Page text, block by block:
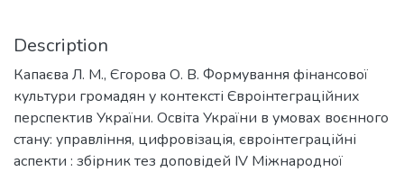
Description
Капаєва Л. М., Єгорова О. В. Формування фінансової
культури громадян у контексті Євроінтеграційних
перспектив України. Освіта України в умовах воєнного
стану: управління, цифровізація, євроінтеграційні
аспекти : збірник тез доповідей ІV Міжнародної